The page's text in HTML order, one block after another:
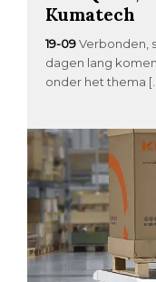
Kumatech
19-09 Verbonden,
dagen lang
onder het thema